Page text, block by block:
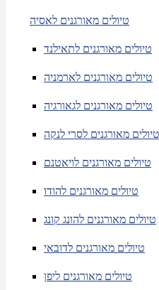
טיולים מאורגנים לאסיה
טיולים מאורגנים לתאילנד
טיולים מאורגנים לארמניה
טיולים מאורגנים לגאורגיה
טיולים מאורגנים לסרי לנקה
טיולים מאורגנים לויאטנם
טיולים מאורגנים להודו
טיולים מאורגנים להונג קונג
טיולים מאורגנים לדובאי
טיולים מאורגנים ליפן